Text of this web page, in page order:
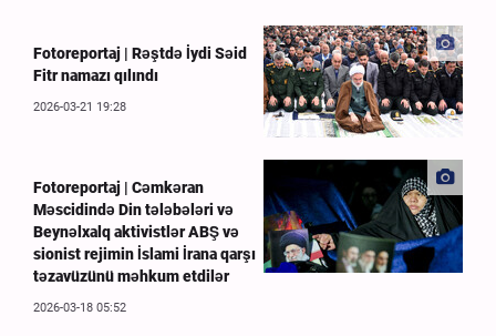
Fotoreportaj | Rəştdə İydi Səid
Fitr namazı qılındı
2026-03-21 19:28
Fotoreportaj | Cəmkəran
Məscidində Din tələbələri və
Beynəlxalq aktivistlər ABŞ və
sionist rejimin İslami İrana qarşı
təzavüzünü məhkum etdilər
2026-03-18 05:52